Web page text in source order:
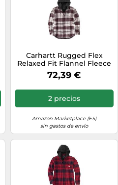
Carhartt Rugged Flex
Relaxed Fit Flannel Fleece
Lined Hooded Shirt Jac
Camisa con Botones de
de los Hombres
72,39 €
2 precios
Amazon Marketplace (ES)
sin gastos de envío